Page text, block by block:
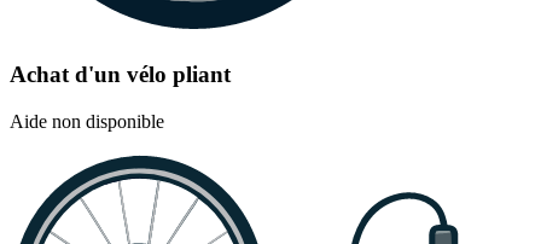
Achat d'un vélo pliant
Aide non disponible